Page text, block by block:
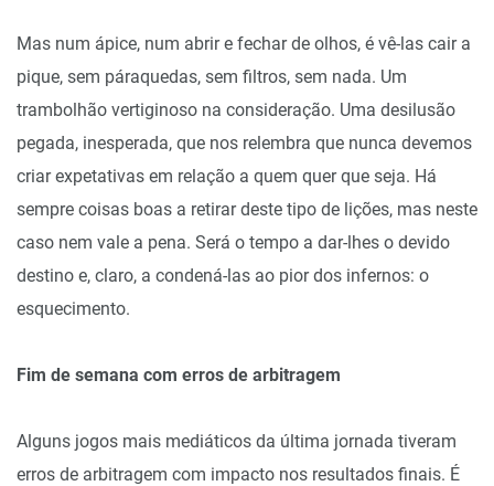
Mas num ápice, num abrir e fechar de olhos, é vê-las cair a
pique, sem páraquedas, sem filtros, sem nada. Um
trambolhão vertiginoso na consideração. Uma desilusão
pegada, inesperada, que nos relembra que nunca devemos
criar expetativas em relação a quem quer que seja. Há
sempre coisas boas a retirar deste tipo de lições, mas neste
caso nem vale a pena. Será o tempo a dar-lhes o devido
destino e, claro, a condená-las ao pior dos infernos: o
esquecimento.
Fim de semana com erros de arbitragem
Alguns jogos mais mediáticos da última jornada tiveram
erros de arbitragem com impacto nos resultados finais. É